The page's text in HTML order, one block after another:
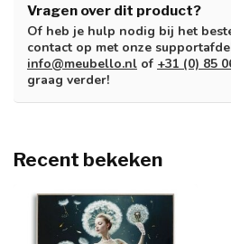
Vragen over dit product?
Of heb je hulp nodig bij het
contact op met onze
info@meubello.nl of +31 (0) 85
graag verder!
Recent bekeken